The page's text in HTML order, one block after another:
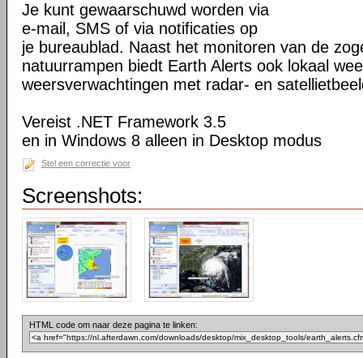
Je kunt gewaarschuwd worden via
e-mail, SMS of via notificaties op
je bureaublad. Naast het monitoren van de
natuurrampen biedt Earth Alerts ook lokaal
weersverwachtingen met radar- en
Vereist .NET Framework 3.5
en in Windows 8 alleen in Desktop modus
Stel een correctie voor
Screenshots:
HTML code om naar deze pagina te linken: